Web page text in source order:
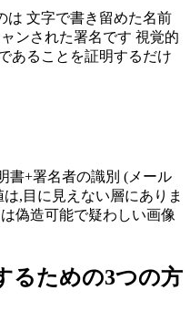
は 文字で書き留めた名前
ンされた署名です 視覚的
あることを証明するだけ
書+署名者の識別 (メール
,目に見えない層にありま
偽造可能で疑わしい画像
るための3つの方